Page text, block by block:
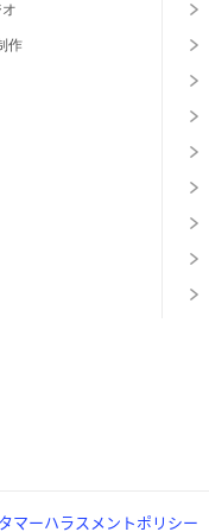
作
マーハラスメントポリシー